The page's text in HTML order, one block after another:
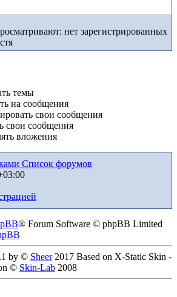
нет зарегистрированных
темы
на сообщения
свои сообщения
свои сообщения
вложения
Список форумов
® Forum Software © phpBB Limited
by © Sheer2017 Based on X-Static Skin -
© Skin-Lab 2008